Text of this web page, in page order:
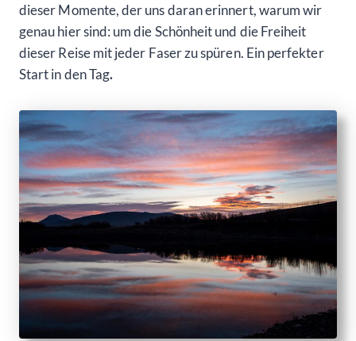
dieser Momente, der uns daran erinnert, warum wir
genau hier sind: um die Schönheit und die Freiheit
dieser Reise mit jeder Faser zu spüren. Ein perfekter
Start in den Tag.